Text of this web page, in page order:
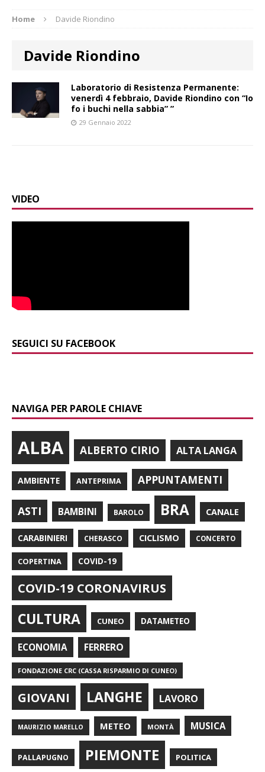
Home Davide Riondino
Davide Riondino
Laboratorio di Resistenza Permanente:
venerdì 4 febbraio, Davide Riondino con “Io
fo i buchi nella sabbia” ”
29 Gennaio 2022
VIDEO
SEGUICI SU FACEBOOK
NAVIGA PER PAROLE CHIAVE
ALBA ALBERTO CIRIO ALTA LANGA
AMBIENTE ANTEPRIMA APPUNTAMENTI
ASTI BAMBINI BAROLO BRA CANALE
CARABINIERI CHERASCO CICLISMO CONCERTO
COPERTINA COVID-19
COVID-19 CORONAVIRUS
CULTURA CUNEO DATAMETEO
ECONOMIA FERRERO
FONDAZIONE CRC (CASSA RISPARMIO DI CUNEO)
GIOVANI LANGHE LAVORO
MAURIZIO MARELLO METEO MONTÀ MUSICA
PALLAPUGNO PIEMONTE POLITICA